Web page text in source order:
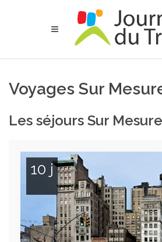
Voyages Sur
Les séjours Sur
10 j